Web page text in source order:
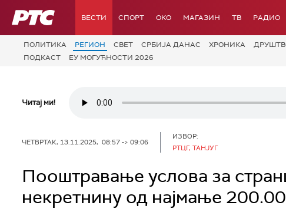
РТС ВЕСТИ СПОРТ OKO МАГАЗИН ТВ РАДИО
ПОЛИТИКА РЕГИОН СВЕТ СРБИЈА ДАНАС ХРОНИКА
ПОДКАСТ
ЕУ МОГУЋНОСТИ 2026
Читај ми!
ЧЕТВРТАК, 13.11.2025, 08:57 -> 09:06
ИЗВОР:
РТЦГ, ТАНЈУГ
Пооштравање услова за
некретнину од најмање